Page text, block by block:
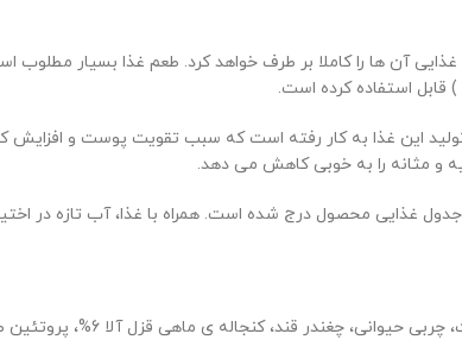
آن ها را کاملا بر طرف خواهد کرد. طعم غذا بسیار مطلوب
قابل استفاده کرده است.
این غذا به کار رفته است که سبب تقویت پوست و
غذایی محصول درج شده است. همراه با غذا، آب تازه در
در تولید غذای غذای خشک